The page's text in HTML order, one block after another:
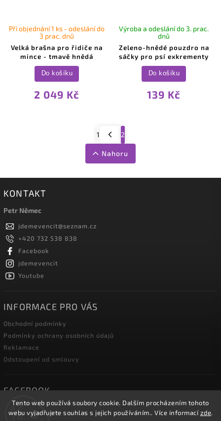
Tento web používá soubory cookie. Dalším procházením tohoto
webu vyjadřujete souhlas s jejich používáním.. Více informacízde.
Velká brašna pro řidiče na
mince - tmavě hnědá
Při objednání 1 ks - odeslání do
3 prac. dnů
2 049 Kč
Do košíku
Zeleno-hnědé pouzdro na
sáčky pro psí exkrementy
Výroba a odeslání do 3. prac.
dnů
139 Kč
Do košíku
1 2
Nahoru
KONTAKT
Petr Němec
jdemevencit@seznam.cz
+420 732 538 838
Facebook
jdemevencit
Youtube
INFORMACE PRO VÁS
Obchodní podmínky
Podmínky ochrany osobních údajů
Reklamace
Odstoupení od smlouvy
FACEBOOK